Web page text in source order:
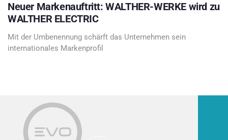
Neuer Markenauftritt: WALTHER-WERKE wird zu
WALTHER ELECTRIC
Mit der Umbenennung schärft das Unternehmen sein
internationales Markenprofil